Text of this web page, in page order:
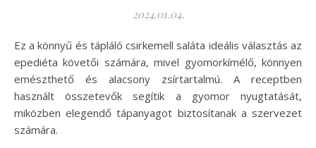
2024.01.04.
Ez a könnyű és tápláló csirkemell saláta ideális választás az
epediéta követői számára, mivel gyomorkímélő, könnyen
emészthető és alacsony zsírtartalmú. A receptben
használt összetevők segítik a gyomor nyugtatását,
miközben elegendő tápanyagot biztosítanak a szervezet
számára.